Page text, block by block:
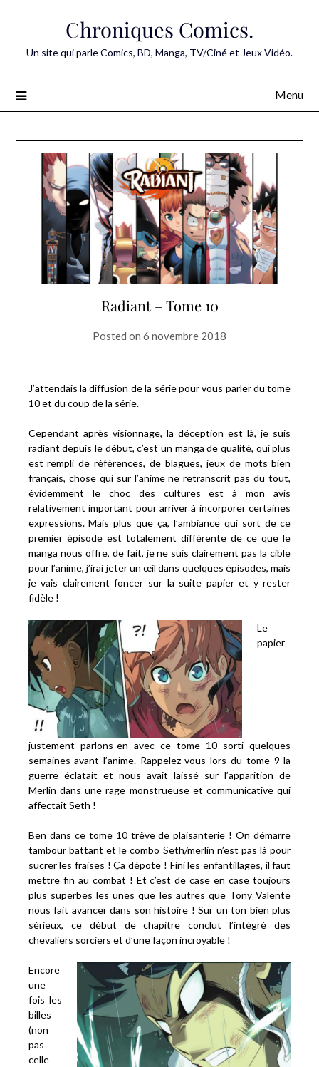
Chroniques Comics.
Un site qui parle Comics, BD, Manga, TV/Ciné et Jeux Vidéo.
Menu
Radiant – Tome 10
Posted on 6 novembre 2018
J’attendais la diffusion de la série pour vous parler du tome
10 et du coup de la série.
Cependant après visionnage, la déception est là, je suis
radiant depuis le début, c’est un manga de qualité, qui plus
est rempli de références, de blagues, jeux de mots bien
français, chose qui sur l’anime ne retranscrit pas du tout,
évidemment le choc des cultures est à mon avis
relativement important pour arriver à incorporer certaines
expressions. Mais plus que ça, l’ambiance qui sort de ce
premier épisode est totalement différente de ce que le
manga nous offre, de fait, je ne suis clairement pas la cible
pour l’anime, j’irai jeter un œil dans quelques épisodes, mais
je vais clairement foncer sur la suite papier et y rester
fidèle !
Le
papier
justement parlons-en avec ce tome 10 sorti quelques
semaines avant l’anime. Rappelez-vous lors du tome 9 la
guerre éclatait et nous avait laissé sur l’apparition de
Merlin dans une rage monstrueuse et communicative qui
affectait Seth !
Ben dans ce tome 10 trêve de plaisanterie ! On démarre
tambour battant et le combo Seth/merlin n’est pas là pour
sucrer les fraises ! Ça dépote ! Fini les enfantillages, il faut
mettre fin au combat ! Et c’est de case en case toujours
plus superbes les unes que les autres que Tony Valente
nous fait avancer dans son histoire ! Sur un ton bien plus
sérieux, ce début de chapitre conclut l’intégré des
chevaliers sorciers et d’une façon incroyable !
Encore
une
fois les
billes
(non
pas
celle